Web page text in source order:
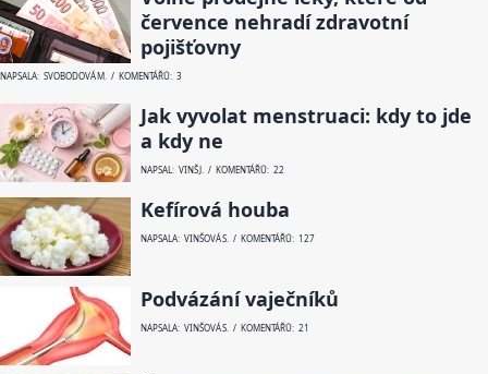
července nehradí zdravotní
pojišťovny
NAPSALA: SVOBODOVÁ M. / KOMENTÁŘŮ: 3
Jak vyvolat menstruaci: kdy to jde
a kdy ne
NAPSAL: VINŠ J. / KOMENTÁŘŮ: 22
Kefírová houba
NAPSALA: VINŠOVÁ S. / KOMENTÁŘŮ: 127
Podvázání vaječníků
NAPSALA: VINŠOVÁ S. / KOMENTÁŘŮ: 21